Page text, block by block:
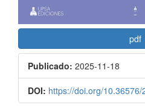
pdf
Publicado: 2025-11-18
DOI: https://doi.org/